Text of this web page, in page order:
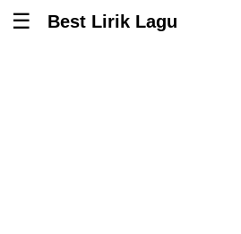
Tombol untuk membuka atau
Best Lirik Lagu